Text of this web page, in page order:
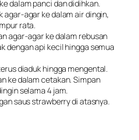
dalam panci dan didihkan.
agar-agar ke dalam air dingin,
rata.
agar-agar ke dalam rebusan
dengan api kecil hingga semua
diaduk hingga mengental.
ke dalam cetakan. Simpan
selama 4 jam.
saus strawberry di atasnya.